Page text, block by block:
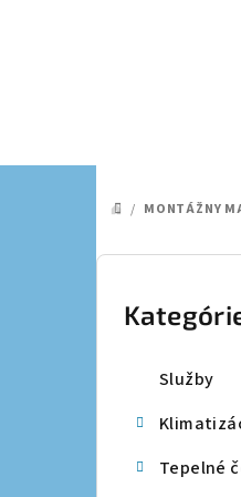
DOMOV
/ MONTÁŽNY
Preskočiť
kategórie
Služby
Tepelné